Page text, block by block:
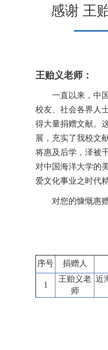
感谢 王
王贻义老师：
一直以来，中
校友、社会各界人
得大量捐赠文献。
展，充实了我校文
将惠及后学，泽被
对中国海洋大学的
爱文化事业之时代精
对您的慷慨惠
序号 捐赠人
1
王贻义老
师
近